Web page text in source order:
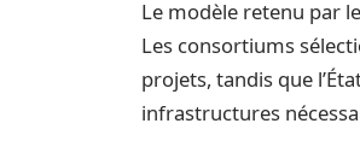
Le modèle retenu par
Les consortiums
projets, tandis que
infrastructures